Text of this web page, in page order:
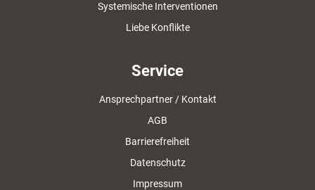
Systemische Interventionen
Liebe Konflikte
Service
Ansprechpartner / Kontakt
AGB
Barrierefreiheit
Datenschutz
Impressum